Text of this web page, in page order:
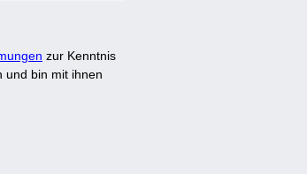
zur Kenntnis
und bin mit ihnen